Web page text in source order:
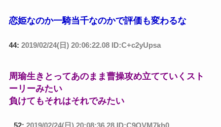
恋姫なのか一騎当千なのかで評価も変わるな
44: 2019/02/24(日) 20:06:22.08 ID:C+c2yUpsa
周瑜生きとってあのまま曹操攻め立てていくスト
ーリーみたい
負けてもそれはそれでみたい
52: 2019/02/24(日) 20:08:36.28 ID:C9QVM7kh0